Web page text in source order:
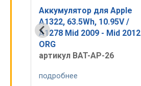
Аккумулятор для Apple
A1331, 63.5Wh, 10.95V /
A1342, A1331, Late 2009,
Mid 2010
артикул BAT-AP-08
подробнее